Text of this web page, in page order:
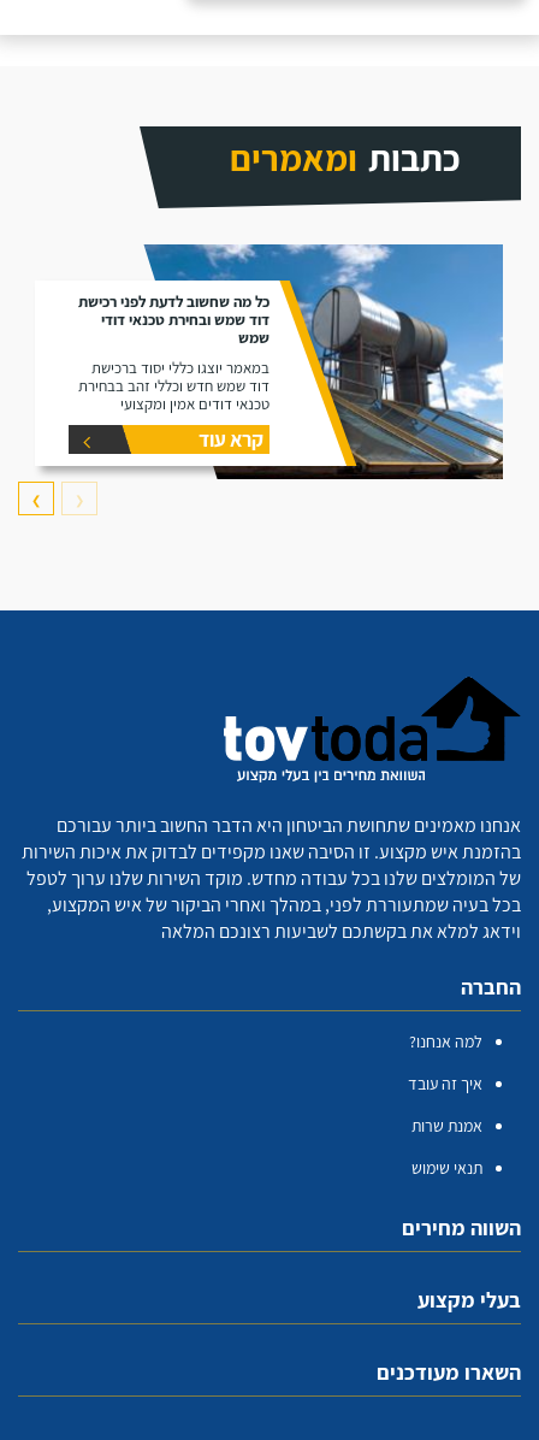
כתבות ומאמרים
כל מה שחשוב לדעת לפני רכישת
דוד שמש ובחירת טכנאי דודי
שמש
במאמר יוצגו כללי יסוד ברכישת
דוד שמש חדש וכללי זהב בבחירת
טכנאי דודים אמין ומקצועי
קרא עוד
❮
❯
אנחנו מאמינים שתחושת הביטחון היא הדבר החשוב ביותר עבורכם
בהזמנת איש מקצוע. זו הסיבה שאנו מקפידים לבדוק את איכות השירות
של המומלצים שלנו בכל עבודה מחדש. מוקד השירות שלנו ערוך לטפל
בכל בעיה שמתעוררת לפני, במהלך ואחרי הביקור של איש המקצוע,
וידאג למלא את בקשתכם לשביעות רצונכם המלאה
החברה
למה אנחנו?
איך זה עובד
אמנת שרות
תנאי שימוש
השווה מחירים
בעלי מקצוע
השארו מעודכנים